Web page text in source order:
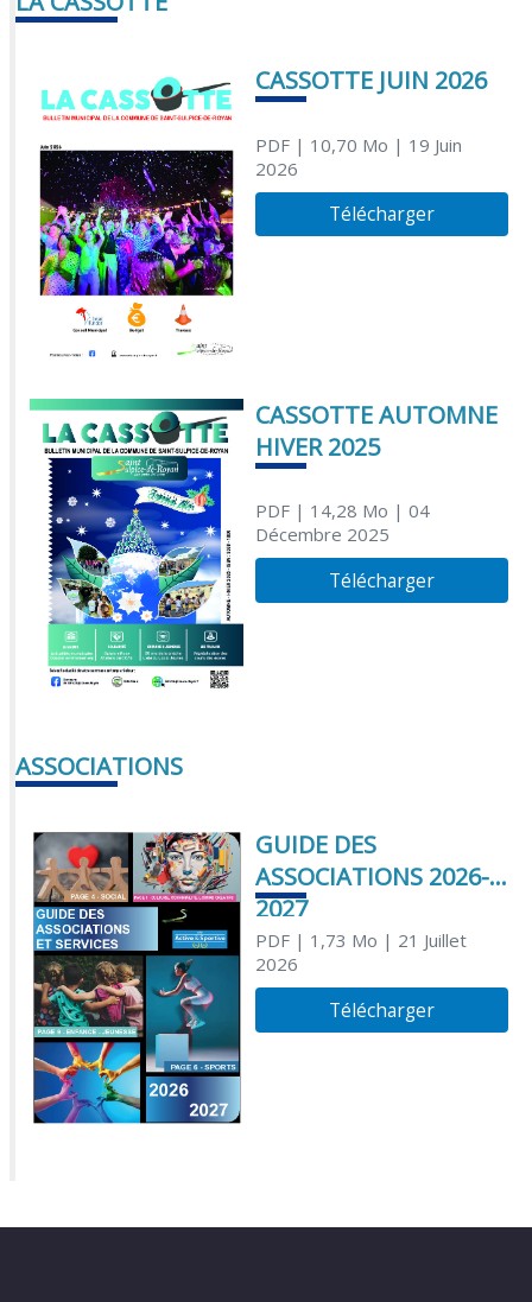
CASSOTTE JUIN 2026
PDF| 10,70 Mo | 19 Juin
2026
Télécharger
CASSOTTE AUTOMNE
HIVER 2025
PDF| 14,28 Mo | 04
Décembre 2025
Télécharger
ASSOCIATIONS
GUIDE DES
ASSOCIATIONS 2026-
2027
PDF| 1,73 Mo | 21 Juillet
2026
Télécharger